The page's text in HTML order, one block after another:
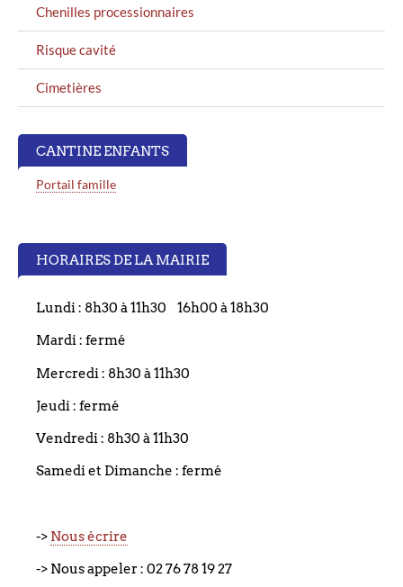
Chenilles processionnaires
Risque cavité
Cimetières
CANTINE ENFANTS
Portail famille
HORAIRES DE LA MAIRIE
Lundi : 8h30 à 11h30 16h00 à 18h30
Mardi : fermé
Mercredi : 8h30 à 11h30
Jeudi : fermé
Vendredi : 8h30 à 11h30
Samedi et Dimanche : fermé
-> Nous écrire
-> Nous appeler : 02 76 78 19 27